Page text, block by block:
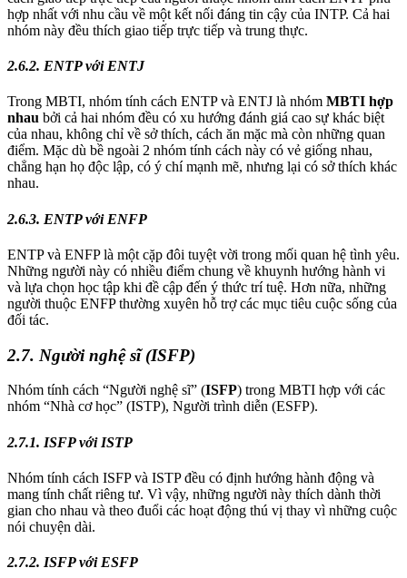
hợp nhất với nhu cầu về một kết nối đáng tin cậy của INTP. Cả hai
nhóm này đều thích giao tiếp trực tiếp và trung thực.
2.6.2. ENTP với ENTJ
Trong MBTI, nhóm tính cách ENTP và ENTJ là nhóm MBTI hợp
nhau bởi cả hai nhóm đều có xu hướng đánh giá cao sự khác biệt
của nhau, không chỉ về sở thích, cách ăn mặc mà còn những quan
điểm. Mặc dù bề ngoài 2 nhóm tính cách này có vẻ giống nhau,
chẳng hạn họ độc lập, có ý chí mạnh mẽ, nhưng lại có sở thích khác
nhau.
2.6.3. ENTP với ENFP
ENTP và ENFP là một cặp đôi tuyệt vời trong mối quan hệ tình yêu.
Những người này có nhiều điểm chung về khuynh hướng hành vi
và lựa chọn học tập khi đề cập đến ý thức trí tuệ. Hơn nữa, những
người thuộc ENFP thường xuyên hỗ trợ các mục tiêu cuộc sống của
đối tác.
2.7. Người nghệ sĩ (ISFP)
Nhóm tính cách “Người nghệ sĩ” (ISFP) trong MBTI hợp với các
nhóm “Nhà cơ học” (ISTP), Người trình diễn (ESFP).
2.7.1. ISFP với ISTP
Nhóm tính cách ISFP và ISTP đều có định hướng hành động và
mang tính chất riêng tư. Vì vậy, những người này thích dành thời
gian cho nhau và theo đuổi các hoạt động thú vị thay vì những cuộc
nói chuyện dài.
2.7.2. ISFP với ESFP